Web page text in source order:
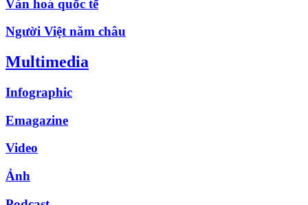
Văn hoá quốc tế
Người Việt năm châu
Multimedia
Infographic
Emagazine
Video
Ảnh